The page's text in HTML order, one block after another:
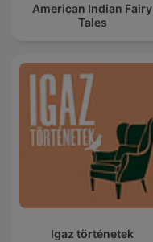
American Indian Fairy
Tales
Igaz történetek